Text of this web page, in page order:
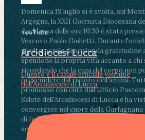
Domenica 19 luglio si è svolta, sul
Argegna, la XXII Giornata Diocesana
.La Messa delle ore 10:30 è stata
Vescovo Paolo Giulietti. Durante
rivolto parole di profonda gratitudine
spendono la propria vita accanto a chi
ricordando che la cura del corpo non
prescindere dal ristoro dell'anima..
promosso con cura dall'Ufficio
Salute dell'Arcidiocesi di Lucca e ha
convergere nel cuore della
di fedeli, operatori sanitari, volontari
segnate dalla malattia.
YouTube
Arcidiocesi Lucca
Questo è il canale ufficiale youtube
dell'Arcidiocesi di Lucca